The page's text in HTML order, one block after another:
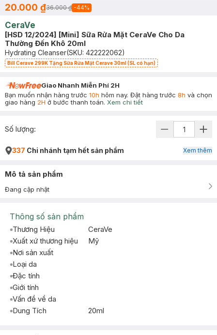
20.000 ₫36.000 ₫ -44%
CeraVe
[HSD 12/2024] [Mini] Sữa Rửa Mặt CeraVe Cho Da
Thường Đến Khô 20ml
Hydrating Cleanser(SKU: 422222062)
Bill Cerave 299K Tặng Sữa Rửa Mặt Cerave 30ml (SL có hạn)
Giao Nhanh Miễn Phí 2H
Bạn muốn nhận hàng trước 10h hôm nay. Đặt hàng trước 8h và chọn
giao hàng 2H ở bước thanh toán. Xem chi tiết
Số lượng:
337 Chi nhánh tạm hết sản phẩm Xem thêm
Mô tả sản phẩm
Đang cập nhật
Thông số sản phẩm
Thương Hiệu
CeraVe
Xuất xứ thương hiệu
Mỹ
Nơi sản xuất
Loại da
Đặc tính
Giới tính
Vấn đề về da
Dung Tích
20ml